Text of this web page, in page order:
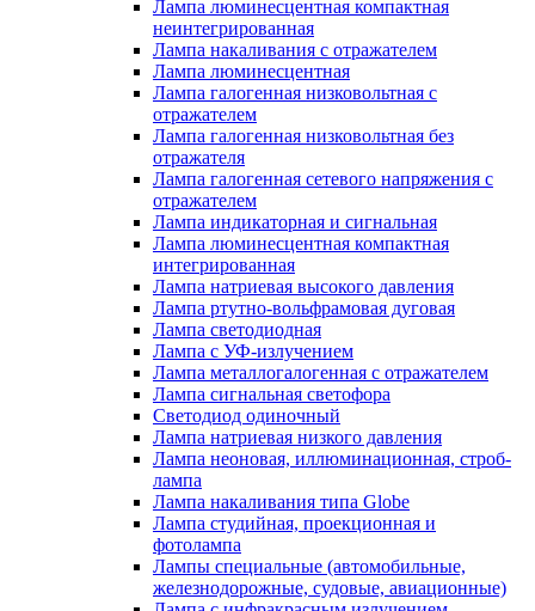
Лампа люминесцентная компактная
неинтегрированная
Лампа накаливания с отражателем
Лампа люминесцентная
Лампа галогенная низковольтная с
отражателем
Лампа галогенная низковольтная без
отражателя
Лампа галогенная сетевого напряжения с
отражателем
Лампа индикаторная и сигнальная
Лампа люминесцентная компактная
интегрированная
Лампа натриевая высокого давления
Лампа ртутно-вольфрамовая дуговая
Лампа светодиодная
Лампа с УФ-излучением
Лампа металлогалогенная с отражателем
Лампа сигнальная светофора
Светодиод одиночный
Лампа натриевая низкого давления
Лампа неоновая, иллюминационная, строб-
лампа
Лампа накаливания типа Globe
Лампа студийная, проекционная и
фотолампа
Лампы специальные (автомобильные,
железнодорожные, судовые, авиационные)